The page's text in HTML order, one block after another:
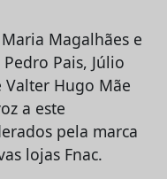
Magalhães e
Pais, Júlio
Valter Hugo Mãe
a este
pela marca
lojas Fnac.